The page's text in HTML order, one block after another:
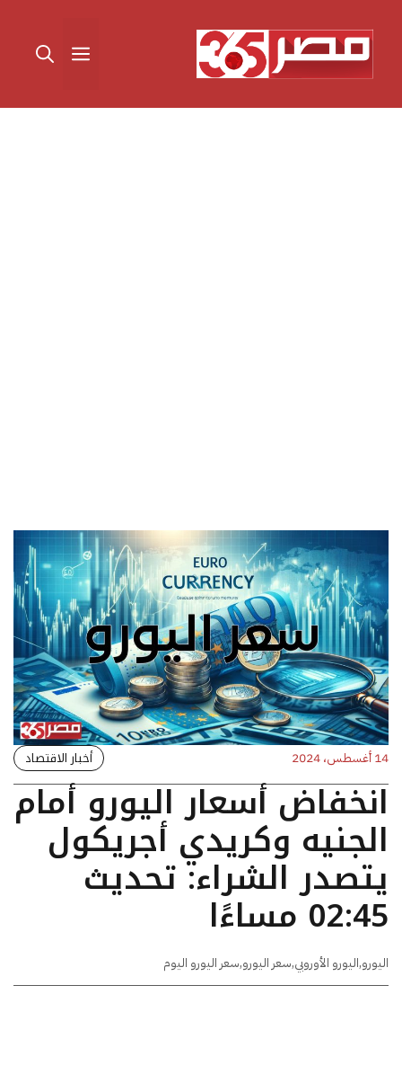
المحتوى القائمة
14 أغسطس، 2024 أخبار الاقتصاد
انخفاض أسعار اليورو أمام
الجنيه وكريدي أجريكول
يتصدر الشراء: تحديث
02:45 مساءًا
اليورو,اليورو الأوروبي,سعر اليورو,سعر اليورو اليوم